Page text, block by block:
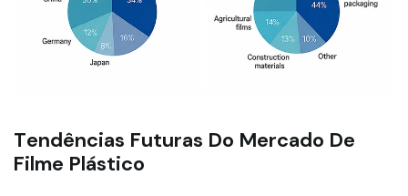
Tendências Futuras Do Mercado De
Filme Plástico